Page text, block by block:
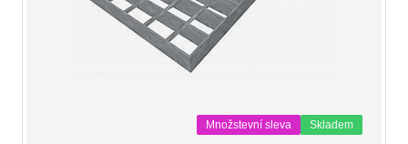
Množstevní sleva Skladem